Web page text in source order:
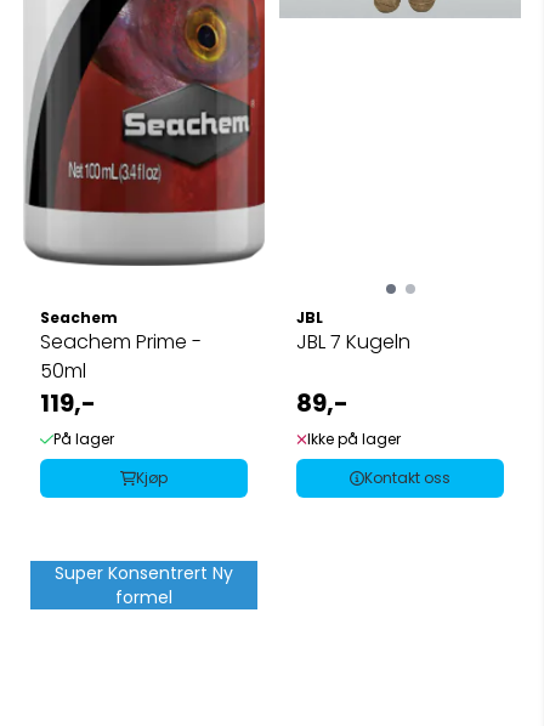
Seachem
Seachem Prime -
50ml
119,-
På lager
Kjøp
JBL
JBL 7 Kugeln
89,-
Ikke på lager
Kontakt oss
Super Konsentrert Ny
formel